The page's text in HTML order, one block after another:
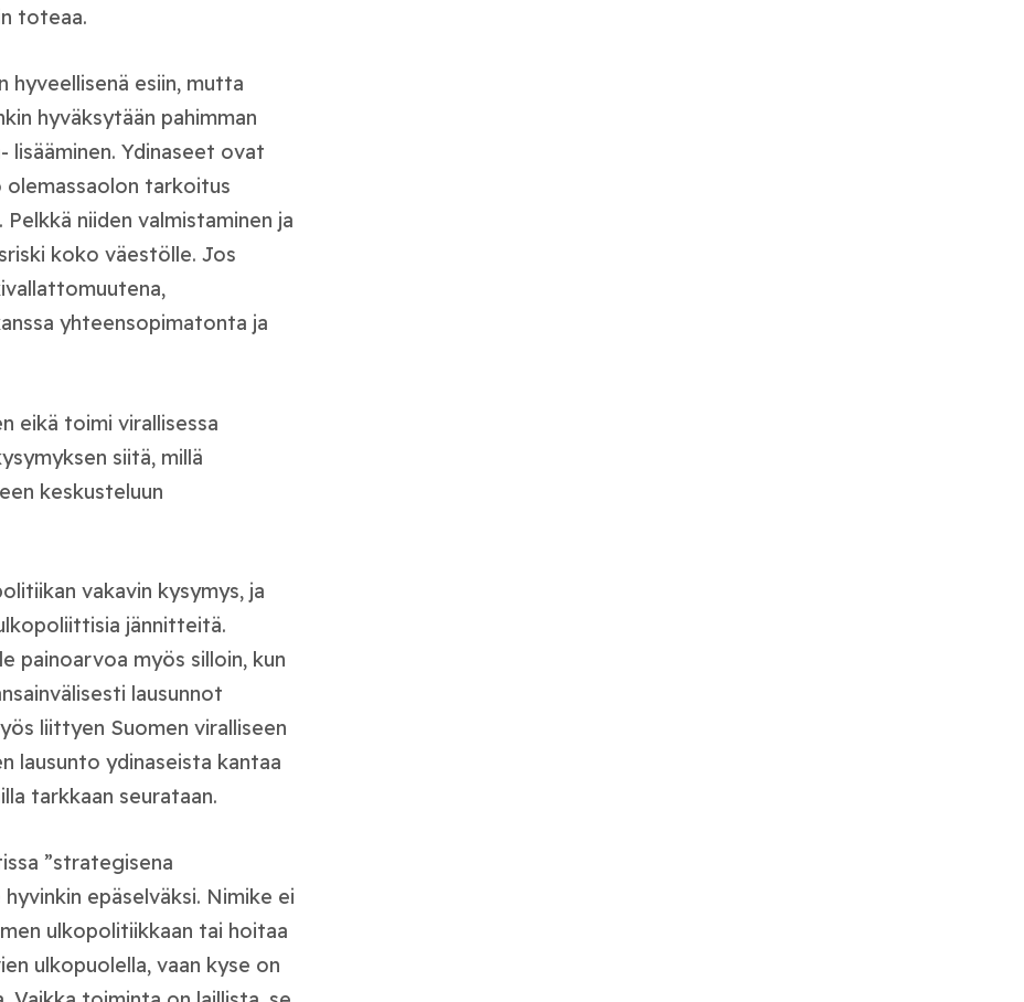
toteaa.
esiin, mutta
hyväksytään pahimman
lisääminen. Ydinaseet ovat
olemassaolon tarkoitus
niiden valmistaminen ja
koko väestölle. Jos
yhteensopimatonta ja
eikä toimi virallisessa
siitä, millä
keskusteluun
vakavin kysymys, ja
jännitteitä.
painoarvoa myös silloin, kun
lausunnot
liittyen Suomen viralliseen
lausunto ydinaseista kantaa
tarkkaan seurataan.
”strategisena
epäselväksi. Nimike ei
ulkopolitiikkaan tai hoitaa
ulkopuolella, vaan kyse on